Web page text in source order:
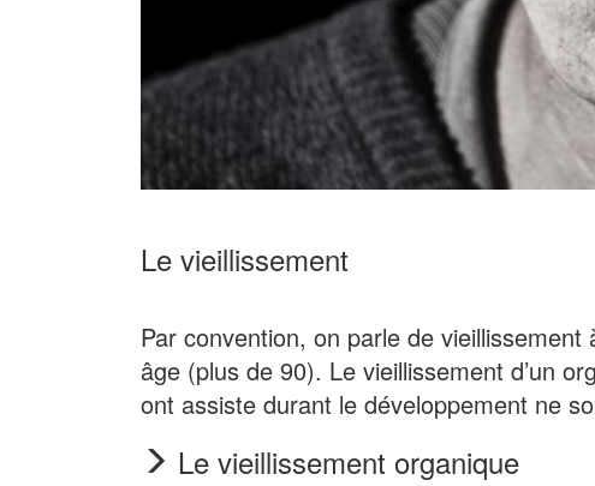
Le vieillissement
Par convention, on parle de
âge (plus de 90). Le vieillissement d’un
ont assiste durant le développement ne
Le vieillissement organique